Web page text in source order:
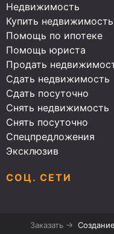
Недвижимость
Купить недвижимость
Помощь по ипотеке
Помощь юриста
Продать
Сдать недвижимость
Сдать посуточно
Снять недвижимость
Снять посуточно
Спецпредложения
Эксклюзив
СОЦ. СЕТИ
Заказать →